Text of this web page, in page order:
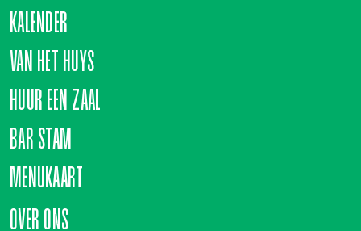
KALENDER
VAN HET HUYS
HUUR EEN ZAAL
BAR STAM
MENUKAART
OVER ONS